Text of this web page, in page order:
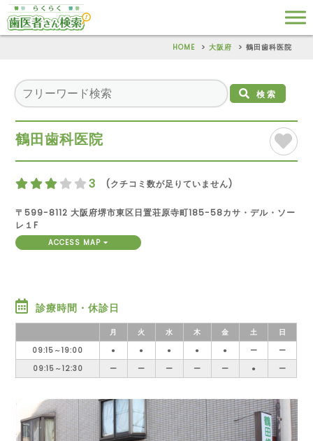
HOME 大阪府 鶴田歯科医院
検索
鶴田歯科医院
3 (クチコミ数が足りていません)
〒599-8112 大阪府堺市東区日置荘原寺町185-58カサ・デル・ソー
レ１F
ACCESS MAP
診療時間・休診日
月 火 水 木 金 土
日
09:15～19:00
● ● ● ● ● ー
ー
09:15～12:30
ー ー ー ー ー ● ー